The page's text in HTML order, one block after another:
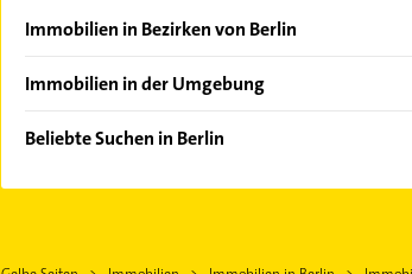
Immobilien in Bezirken von Berlin
Bezirk Charlottenburg-Wilmersdorf
Bezirk Lichtenberg
Immobilien in der Umgebung
Teltow
Stahnsdorf
Beliebte Suchen in Berlin